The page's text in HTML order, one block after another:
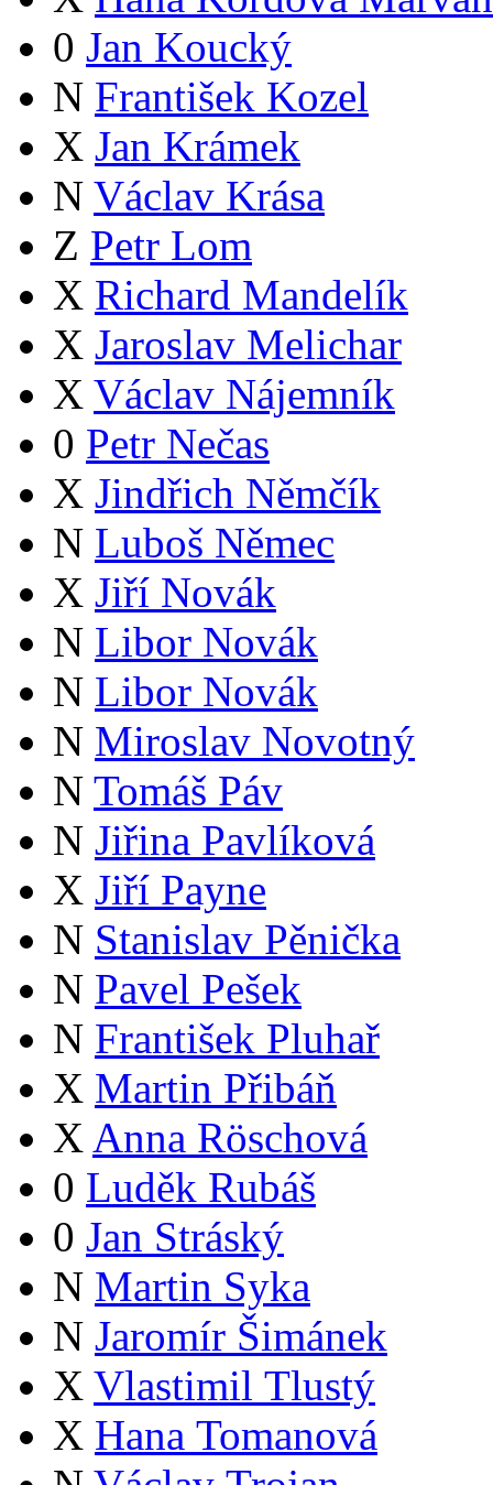
0 Jan Koucký
N František Kozel
X Jan Krámek
N Václav Krása
Z Petr Lom
X Richard Mandelík
X Jaroslav Melichar
X Václav Nájemník
0 Petr Nečas
X Jindřich Němčík
N Luboš Němec
X Jiří Novák
N Libor Novák
N Libor Novák
N Miroslav Novotný
N Tomáš Páv
N Jiřina Pavlíková
X Jiří Payne
N Stanislav Pěnička
N Pavel Pešek
N František Pluhař
X Martin Přibáň
X Anna Röschová
0 Luděk Rubáš
0 Jan Stráský
N Martin Syka
N Jaromír Šimánek
X Vlastimil Tlustý
X Hana Tomanová